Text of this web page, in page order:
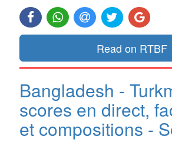
Read on RTBF
Bangladesh -
scores en direct,
et compositions -